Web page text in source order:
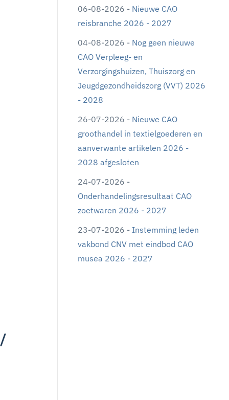
06-08-2026 - Nieuwe CAO
reisbranche 2026 - 2027
04-08-2026 - Nog geen nieuwe
CAO Verpleeg- en
Verzorgingshuizen, Thuiszorg en
Jeugdgezondheidszorg (VVT) 2026
- 2028
26-07-2026 - Nieuwe CAO
groothandel in textielgoederen en
aanverwante artikelen 2026 -
2028 afgesloten
24-07-2026 -
Onderhandelingsresultaat CAO
zoetwaren 2026 - 2027
23-07-2026 - Instemming leden
vakbond CNV met eindbod CAO
musea 2026 - 2027